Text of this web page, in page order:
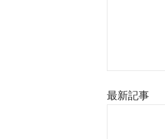
最新記事